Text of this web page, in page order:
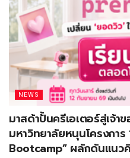
NEWS
มาสด้าปั้นครีเอเตอร์สู่เจ้
มหาวิทยาลัยหนุนโครงกา
Bootcamp” ผลักดันแนว